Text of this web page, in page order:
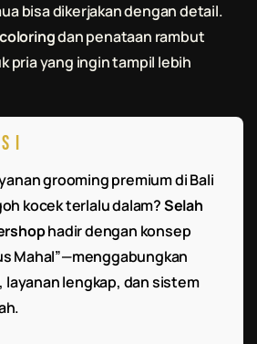
bisa dikerjakan dengan detail.
dan penataan rambut
pria yang ingin tampil lebih
grooming premium di Bali
kocek terlalu dalam?Selah
hadir dengan konsep
Mahal”—menggabungkan
lengkap, dan sistem